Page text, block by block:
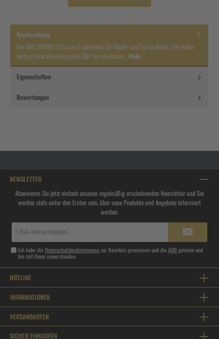
Beschreibung
Der BKK SPOON-22 ist ein Ersatzhaken für Blech- und Gummiköder. Der Haken
verfügt über ein übergroßes Öhr für eine besse… Mehr
Eigenschaften
Bewertungen
NEWSLETTER
Abonnieren Sie jetzt einfach unseren regelmäßig erscheinenden Newsletter und Sie
werden stets unter den Ersten sein, über neue Produkte und Angebote informiert
werden.
Ich habe die Datenschutzbestimmungenzur Kenntnis genommen und dieAGBgelesen und
bin mit ihnen einverstanden.
HOTLINE
INFORMATIONEN
VERSANDARTEN
SICHER EINKAUFEN